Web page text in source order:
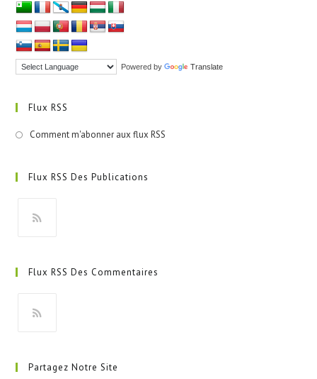
Powered by Translate
Flux RSS
Comment m'abonner aux flux RSS
Flux RSS Des Publications
Flux RSS Des Commentaires
Partagez Notre Site